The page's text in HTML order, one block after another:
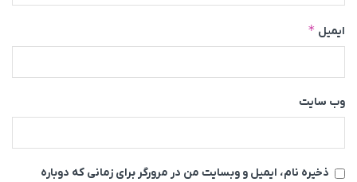
ایمیل *
وب‌ سایت
ذخیره نام، ایمیل و وبسایت من در مرورگر برای زمانی که دوباره